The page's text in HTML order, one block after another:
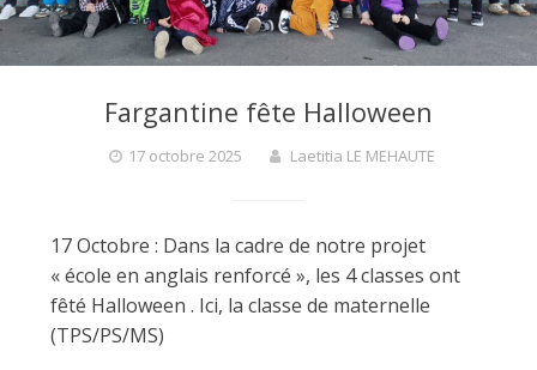
Fargantine fête Halloween
17 octobre 2025 Laetitia LE MEHAUTE
17 Octobre : Dans la cadre de notre projet
« école en anglais renforcé », les 4 classes ont
fêté Halloween . Ici, la classe de maternelle
(TPS/PS/MS)